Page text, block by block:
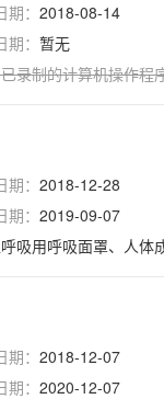
： 2018-08-14
： 暂无
已录制的计算机操作程
： 2018-12-28
： 2019-09-07
用呼吸面罩、人体
： 2018-12-07
： 2020-12-07